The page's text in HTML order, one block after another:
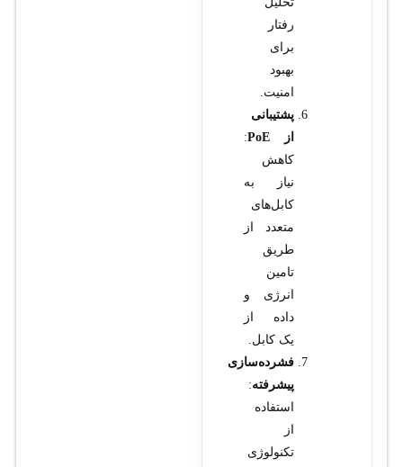
رفتار
برای
بهبود
امنیت.
پشتیبانی
از PoE
:
کاهش
نیاز به
کابل‌های
متعدد از
طریق
تامین
انرژی و
داده از
یک کابل.
فشرده‌سازی
پیشرفته:
استفاده
از
تکنولوژی